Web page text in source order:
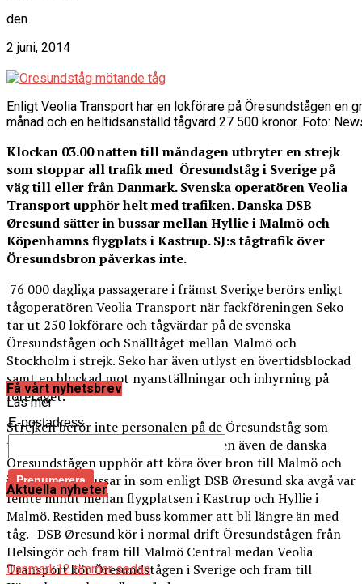
den
2 juni, 2014
Enligt Veolia Transport har en lokförare på Öresundstågen en
månad och en heltidsanställd tågvärd 27 500 kronor. Foto:
Klockan 03.00 natten till måndagen utbryter en strejk
som stoppar all trafik med Öresundståg i Sverige på
väg till eller från Danmark. Svenska operatören Veolia
Transport upphör helt med trafiken. Danska DSB
Øresund sätter in bussar mellan Hyllie i Malmö och
Köpenhamns flygplats i Kastrup. SJ:s tågtrafik över
Öresundsbron påverkas inte.
76 000 dagliga passagerare i främst Sverige berörs enligt
tågoperatören Veolia Transport när fackföreningen Seko
tar ut 250 lokförare och tågvärdar på de svenska
Öresundstågen och Snälltåget mellan Malmö och
Stockholm i strejk. Seko har även utlyst en övertidsblockad
samt en blockad mot nyanställningar och inhyrning på
företaget.
Strejken berör inte personalen på de Öresundståg som
trafikeras av danska DSB Øresund. Men även de danska
Öresundstågen upphör att köra över bron till Malmö och
istället sätts bussar in som enligt DSB Øresund ska avgå var
femte minut mellan flygplatsen i Kastrup och Hyllie i
Malmö. Restiden med buss kommer att bli längre än med
tåg. DSB Øresund kör i normal drift Öresundstågen från
Helsingör och fram till Malmö Central medan Veolia
Transport kör Öresundstågen i Sverige och fram till
Läs mer
Få vårt nyhetsbrev
E-postadress
Aktuella nyheter
Danmark12 timmar sedan